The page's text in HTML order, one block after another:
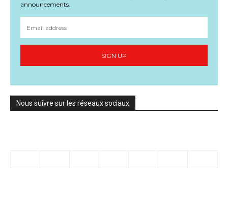
announcements.
SIGN UP
Nous suivre sur les réseaux sociaux